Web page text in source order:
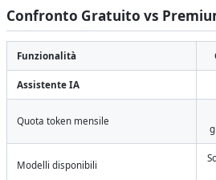
Confronto Gratuito vs
Funzionalità
Assistente IA
Quota token mensile
Modelli disponibili